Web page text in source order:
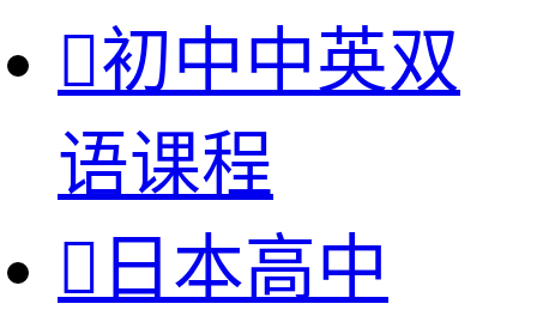
初中中英双
语课程
 日本高中